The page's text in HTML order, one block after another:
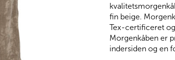
fin beige.
Tex-certificeret
Morgenkåben er
indersiden og en